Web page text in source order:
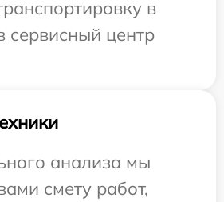
в
сервисный центр
анализа мы
смету работ,